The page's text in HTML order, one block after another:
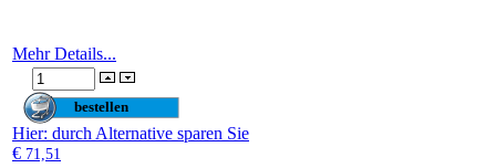
Mehr Details...
Hier: durch Alternative sparen Sie
€ 71,51